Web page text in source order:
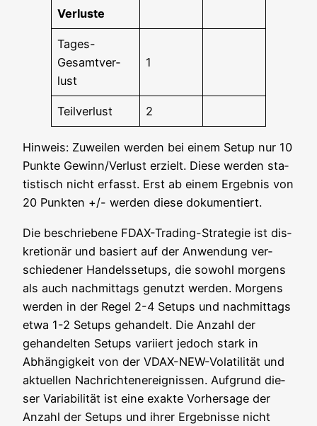
Ver­lus­te
Tages-
Gesamt­ver­
lust
1
Teil­ver­lust 2
Hin­weis: Zuwei­len wer­den bei einem Set­up nur 10
Punk­te Gewinn/Verlust erzielt. Die­se wer­den sta­
tis­tisch nicht erfasst. Erst ab einem Ergeb­nis von
20 Punk­ten +/- wer­den die­se dokumentiert.
Die beschrie­be­ne FDAX-Tra­ding-Stra­te­gie ist dis­
kre­tio­när und basiert auf der Anwen­dung ver­
schie­de­ner Han­dels­set­ups, die sowohl mor­gens
als auch nach­mit­tags genutzt wer­den. Mor­gens
wer­den in der Regel 2-4 Set­ups und nach­mit­tags
etwa 1-2 Set­ups gehan­delt. Die Anzahl der
gehan­del­ten Set­ups vari­iert jedoch stark in
Abhän­gig­keit von der VDAX-NEW-Vola­ti­li­tät und
aktu­el­len Nach­rich­ten­er­eig­nis­sen. Auf­grund die­
ser Varia­bi­li­tät ist eine exak­te Vor­her­sa­ge der
Anzahl der Set­ups und ihrer Ergeb­nis­se nicht